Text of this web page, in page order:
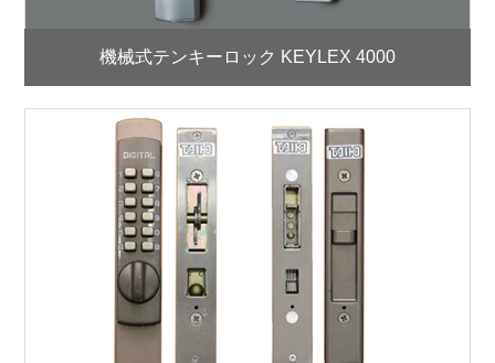
機械式テンキーロック KEYLEX 4000